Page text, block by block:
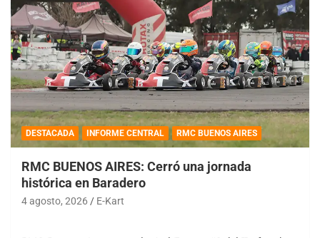
DESTACADA INFORME CENTRAL RMC BUENOS AIRES
RMC BUENOS AIRES: Cerró una jornada
histórica en Baradero
4 agosto, 2026 E-Kart